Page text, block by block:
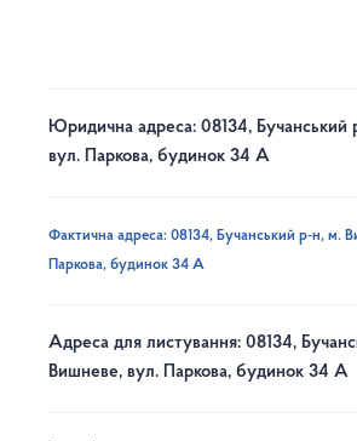
Юридична адреса: 08134, Бучанський
вул. Паркова, будинок 34 А
Фактична адреса: 08134, Бучанський р-н, м.
Паркова, будинок 34 А
Адреса для листування: 08134,
Вишневе, вул. Паркова, будинок 34 А